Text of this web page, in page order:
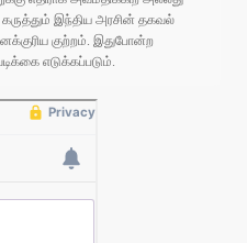
இந்திய அரசின் தகவல்
குற்றம். இதுபோன்ற
எடுக்கப்படும்.